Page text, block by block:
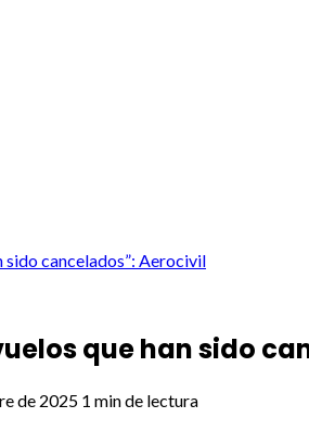
sido cancelados”: Aerocivil
que han sido
de 2025 1 min de lectura